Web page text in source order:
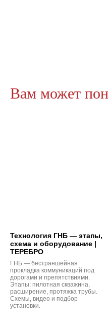
Вам может
Технология ГНБ — этапы,
схема и оборудование |
ТЕРЕБРО
ГНБ — бестраншейная
прокладка коммуникаций под
дорогами и препятствиями.
Этапы: пилотная скважина,
расширение, протяжка трубы.
Схемы, видео и подбор
установки.